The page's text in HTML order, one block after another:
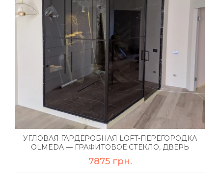
УГЛОВАЯ ГАРДЕРОБНАЯ LOFT-ПЕРЕГОРОДКА
OLMEDA — ГРАФИТОВОЕ СТЕКЛО, ДВЕРЬ
7875 грн.